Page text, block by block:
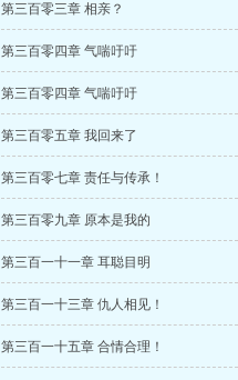
第三百零三章 相亲？
第三百零四章 气喘吁吁
第三百零四章 气喘吁吁
第三百零五章 我回来了
第三百零七章 责任与传承！
第三百零九章 原本是我的
第三百一十一章 耳聪目明
第三百一十三章 仇人相见！
第三百一十五章 合情合理！